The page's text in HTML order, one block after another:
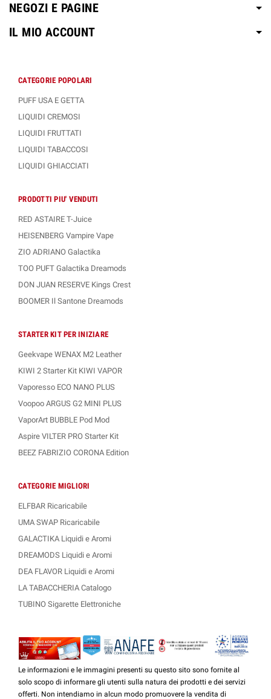
NEGOZI E PAGINE
IL MIO ACCOUNT
CATEGORIE POPOLARI
PUFF USA E GETTA
LIQUIDI CREMOSI
LIQUIDI FRUTTATI
LIQUIDI TABACCOSI
LIQUIDI GHIACCIATI
PRODOTTI PIU' VENDUTI
RED ASTAIRE T-Juice
HEISENBERG Vampire Vape
ZIO ADRIANO Galactika
TOO PUFT Galactika Dreamods
DON JUAN RESERVE Kings Crest
BOOMER Il Santone Dreamods
STARTER KIT PER INIZIARE
Geekvape WENAX M2 Leather
KIWI 2 Starter Kit KIWI VAPOR
Vaporesso ECO NANO PLUS
Voopoo ARGUS G2 MINI PLUS
VaporArt BUBBLE Pod Mod
Aspire VILTER PRO Starter Kit
BEEZ FABRIZIO CORONA Edition
CATEGORIE MIGLIORI
ELFBAR Ricaricabile
UMA SWAP Ricaricabile
GALACTIKA Liquidi e Aromi
DREAMODS Liquidi e Aromi
DEA FLAVOR Liquidi e Aromi
LA TABACCHERIA Catalogo
TUBINO Sigarette Elettroniche
Le informazioni e le immagini presenti su questo sito sono fornite al
solo scopo di informare gli utenti sulla natura dei prodotti e dei servizi
offerti. Non intendiamo in alcun modo promuovere la vendita di